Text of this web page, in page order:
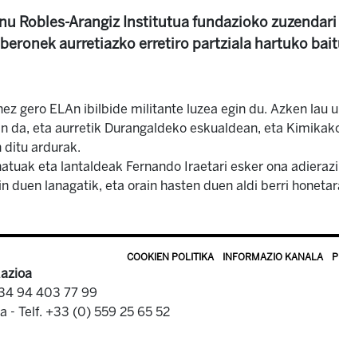
Robles-Arangiz Institutua fundazioko
beronek aurretiazko erretiro partziala hartuko
gero ELAn ibilbide militante luzea egin du. Azken lau
da, eta aurretik Durangaldeko eskualdean, eta
ditu ardurak.
eta lantaldeak Fernando Iraetari esker ona
duen lanagatik, eta orain hasten duen aldi berri
COOKIEN POLITIKA INFORMAZIO KANALA
94 403 77 99
- Telf. +33 (0) 559 25 65 52